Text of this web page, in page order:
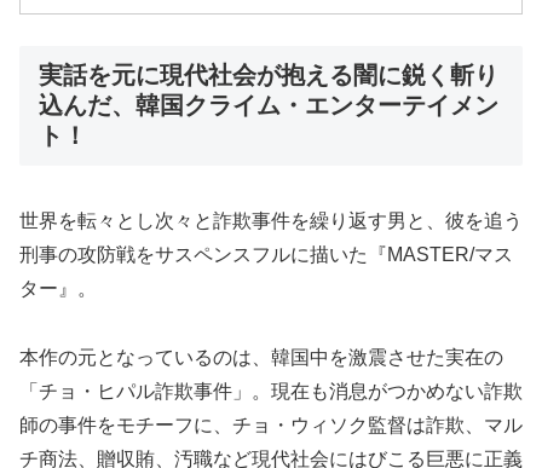
実話を元に現代社会が抱える闇に鋭く斬り
込んだ、韓国クライム・エンターテイメン
ト！
世界を転々とし次々と詐欺事件を繰り返す男と、彼を追う
刑事の攻防戦をサスペンスフルに描いた『MASTER/マス
ター』。
本作の元となっているのは、韓国中を激震させた実在の
「チョ・ヒパル詐欺事件」。現在も消息がつかめない詐欺
師の事件をモチーフに、チョ・ウィソク監督は詐欺、マル
チ商法、贈収賄、汚職など現代社会にはびこる巨悪に正義